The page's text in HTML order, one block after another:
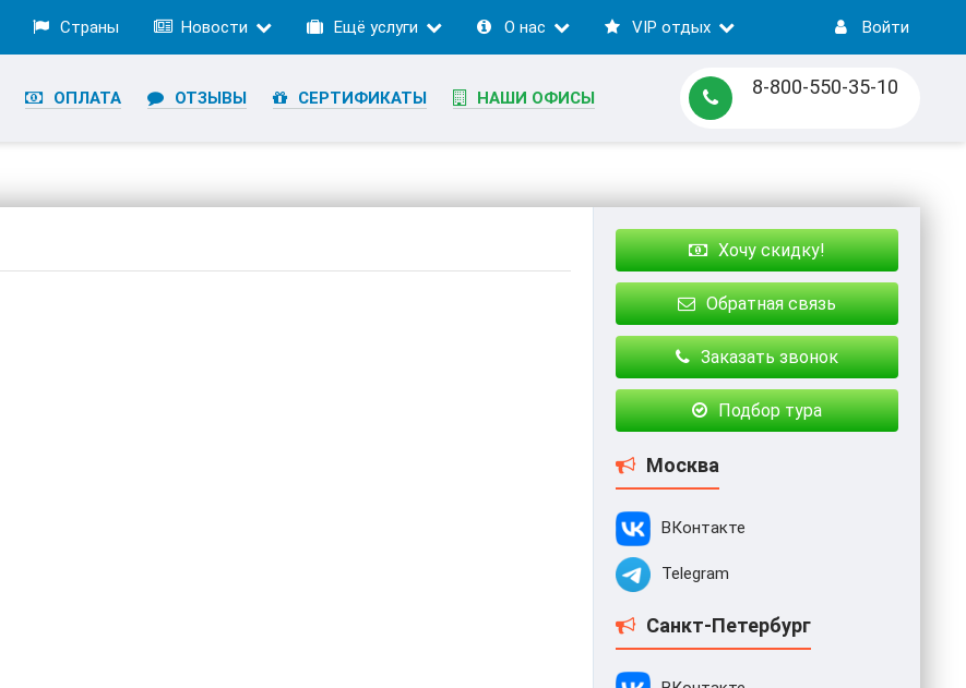
Страны Новости Ещё услуги О нас VIP отдых Войти
ОПЛАТА ОТЗЫВЫ СЕРТИФИКАТЫ НАШИ ОФИСЫ 8-800-550-35-10
Хочу скидку!
Обратная связь
Заказать звонок
Подбор тура
Москва
ВКонтакте
Telegram
Санкт-Петербург